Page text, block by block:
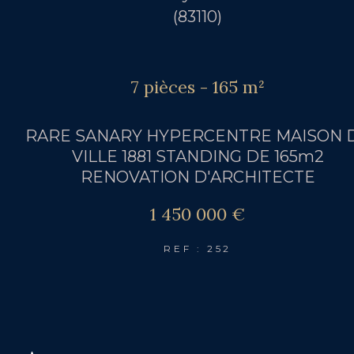
(83110)
7 pièces - 165 m²
RARE SANARY HYPERCENTRE MAISON
VILLE 1881 STANDING DE 165m2
RENOVATION D'ARCHITECTE
1 450 000 €
REF : 252